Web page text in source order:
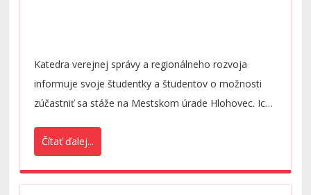
Katedra verejnej správy a regionálneho rozvoja
informuje svoje študentky a študentov o možnosti
zúčastniť sa stáže na Mestskom úrade Hlohovec. Ich
Čítať ďalej...